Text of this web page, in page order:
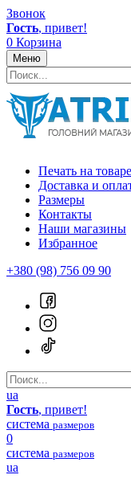
Звонок
Гость, привет!
0 Корзина
Меню
Печать на товаре
Доставка и
Размеры
Контакты
Наши магазины
Избранное
+380 (98) 756 09 90
ua
Гость, привет!
система размеров
0
система размеров
ua